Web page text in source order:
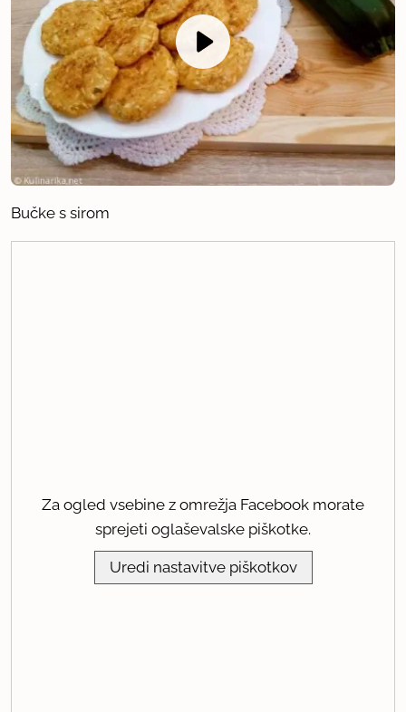
Bučke s sirom
Za ogled vsebine z omrežja Facebook morate
sprejeti oglaševalske piškotke.
Uredi nastavitve piškotkov